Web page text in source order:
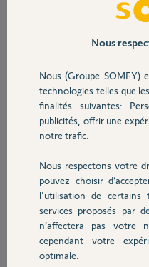
Sécurité
Domotique
Chauffage
Autres produits
J'ai le message "Box
Freeconnect. J'ai fait une
persiste. Probléme serveur
Merci,
Participer
Réponses
Nous
Nous (Groupe SOMFY)
technologies telles que
finalités suivantes:
publicités, offrir une
notre trafic.
Nous respectons votre
pouvez choisir
l'utilisation de certains
services proposés par
n’affectera pas votre
cependant votre
optimale.